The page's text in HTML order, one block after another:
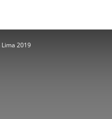
2019